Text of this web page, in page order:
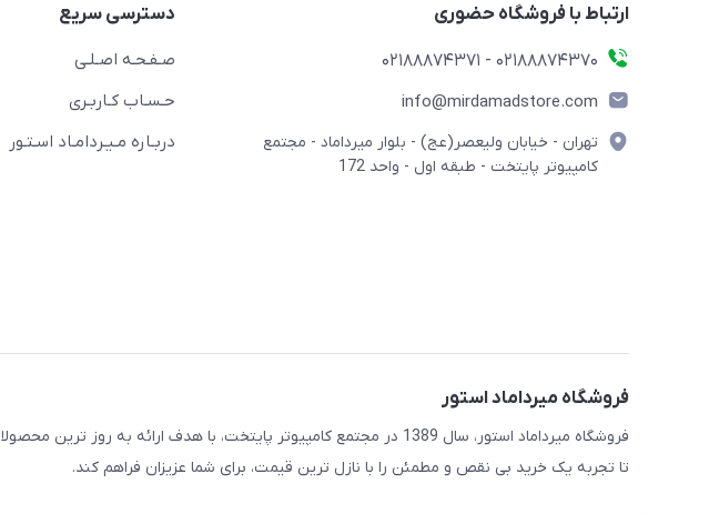
ارتباط با فروشگاه حضوری
02188874370 - 02188874371
info@mirdamadstore.com
تهران - خیابان ولیعصر(عج) - بلوار میرداماد - مجتمع
کامپیوتر پایتخت - طبقه اول - واحد 172
دسترسی سریع
صـفـحـه اصـلـی
حـسـاب کـاربـری
دربـاره مـیـردامـاد اسـتـور
فروشگاه میرداماد استور
فروشگاه میرداماد استور، سال 1389 در مجتمع کامپیوتر پایتخت، با هدف
تا تجربه یک خرید بی نقص و مطمئن را با نازل ترین قیمت، برای شما عزیزان فراهم کند.